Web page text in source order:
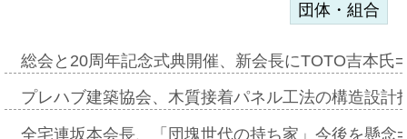
団体・組合
総会と20周年記念式典開催、新会長にTOTO吉本氏
プレハブ建築協会、木質接着パネル工法の構造設
全宅連坂本会長、「団塊世代の持ち家」今後を懸